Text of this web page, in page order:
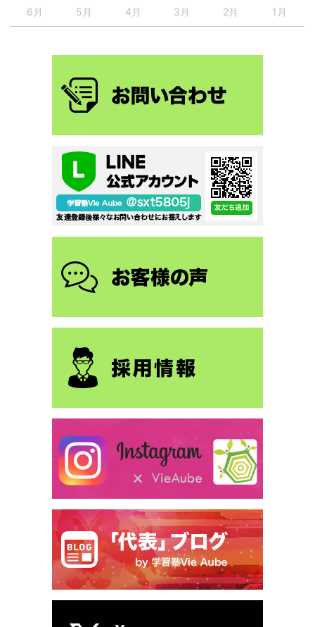
6月 5月 4月 3月 2月 1月